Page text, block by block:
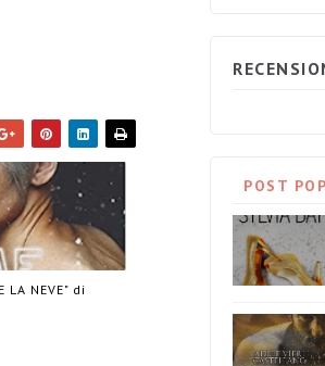
LA NEVE" di
POST